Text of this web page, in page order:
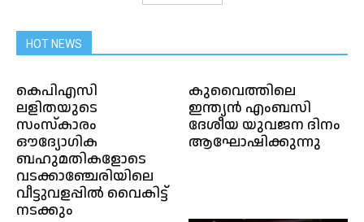
HOT NEWS
കെപിഎസി
ലളിതയുടെ
സംസ്‌കാരം
ഔദ്യോഗിക
ബഹുമതികളോടെ
വടക്കാഞ്ചേരിയിലെ
വീട്ടുവളപ്പില്‍ വൈകിട്ട്
നടക്കും
കുവൈത്തിലെ
ഇന്ത്യൻ എംബസി
ദേശീയ യുവജന ദിനം
ആഘോഷിക്കുന്നു